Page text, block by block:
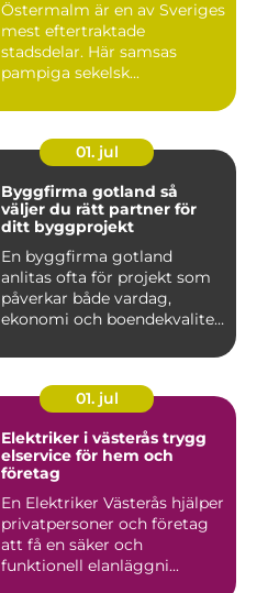
adress
Östermalm är en av Sveriges
mest eftertraktade
stadsdelar. Här samsas
pampiga sekelsk...
01. jul
Byggfirma gotland så
väljer du rätt partner för
ditt byggprojekt
En byggfirma gotland
anlitas ofta för projekt som
påverkar både vardag,
ekonomi och boendekvalitet
01. jul
Elektriker i västerås trygg
elservice för hem och
företag
En Elektriker Västerås hjälper
privatpersoner och företag
att få en säker och
funktionell elanläggni...